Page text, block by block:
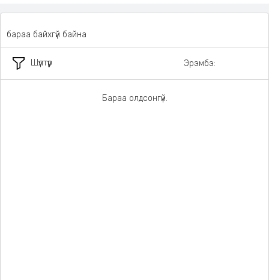
Шүүлтүүр
бараа байхгүй байна
Эрэмбэ:
Бараа олдсонгүй.